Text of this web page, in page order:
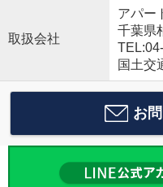
取扱会社
アパー
千葉県
国土交
お